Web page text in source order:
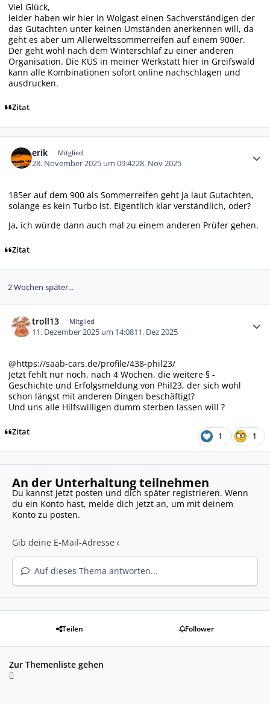
Viel Glück,
leider haben wir hier in Wolgast einen Sachverständigen der
das Gutachten unter keinen Umständen anerkennen will, da
geht es aber um Allerweltssommerreifen auf einem 900er.
Der geht wohl nach dem Winterschlaf zu einer anderen
Organisation. Die KÜS in meiner Werkstatt hier in Greifswald
kann alle Kombinationen sofort online nachschlagen und
ausdrucken.
Zitat
erik Mitglied
28. November 2025 um 09:4228. Nov 2025
185er auf dem 900 als Sommerreifen geht ja laut Gutachten,
solange es kein Turbo ist. Eigentlich klar verständlich, oder?
Ja, ich würde dann auch mal zu einem anderen Prüfer gehen.
Zitat
2 Wochen später...
troll13 Mitglied
11. Dezember 2025 um 14:0811. Dez 2025
@https://saab-cars.de/profile/438-phil23/
Jetzt fehlt nur noch, nach 4 Wochen, die weitere § -
Geschichte und Erfolgsmeldung von Phil23, der sich wohl
schon längst mit anderen Dingen beschäftigt?
Und uns alle Hilfswilligen dumm sterben lassen will ?
Zitat 1 1
An der Unterhaltung teilnehmen
Du kannst jetzt posten und dich später registrieren. Wenn
du ein Konto hast, melde dich jetzt an, um mit deinem
Konto zu posten.
Auf dieses Thema antworten...
Teilen Follower
Zur Themenliste gehen